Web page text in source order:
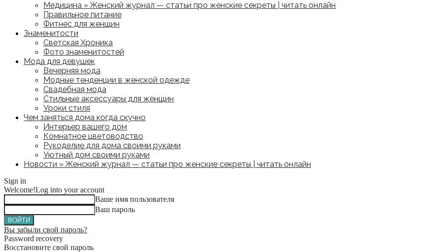
Медицина » Женский журнал — статьи про женские секреты | читать онлайн
Правильное питание
Фитнес для женщин
Знаменитости
Светская Хроника
Фото знаменитостей
Мода для девушек
Вечерняя мода
Модные тенденции в женской одежде
Свадебная мода
Стильные аксессуары для женщин
Уроки стиля
Чем заняться дома когда скучно
Интерьер вашего дом
Комнатное цветоводство
Рукоделие для дома своими руками
Уютный дом своими руками
Новости » Женский журнал — статьи про женские секреты | читать онлайн
Sign in
Welcome!Log into your account
Ваше имя пользователя
Ваш пароль
Вы забыли свой пароль?
Password recovery
Восстановите свой пароль